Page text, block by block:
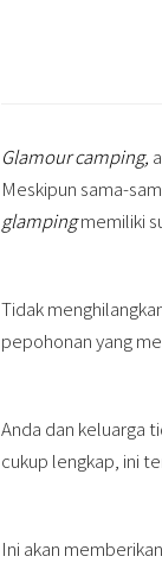
Glamour camping,
Meskipun sama-
glampingmemiliki
Tidak
pepohonan yang
Anda dan keluarga
cukup lengkap, ini
Ini akan